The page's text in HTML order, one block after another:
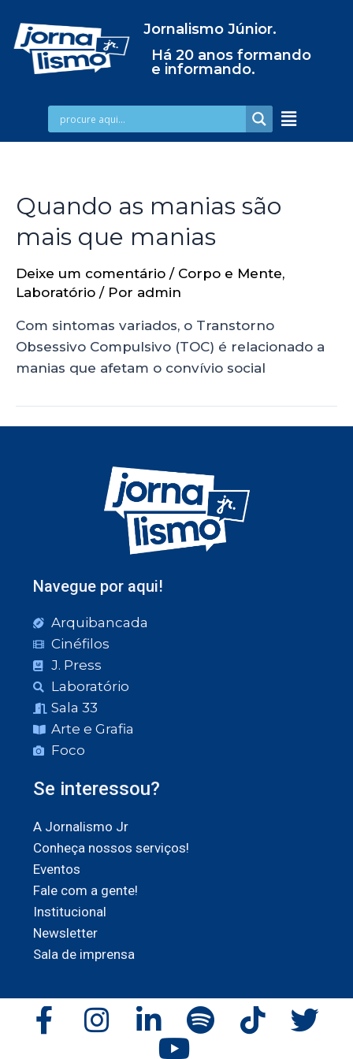
Jornalismo Júnior.
Há 20 anos formando
e informando.
Quando as manias são
mais que manias
Deixe um comentário / Corpo e Mente,
Laboratório / Por admin
Com sintomas variados, o Transtorno
Obsessivo Compulsivo (TOC) é relacionado a
manias que afetam o convívio social
Navegue por aqui!
Arquibancada
Cinéfilos
J. Press
Laboratório
Sala 33
Arte e Grafia
Foco
Se interessou?
A Jornalismo Jr
Conheça nossos serviços!
Eventos
Fale com a gente!
Institucional
Newsletter
Sala de imprensa